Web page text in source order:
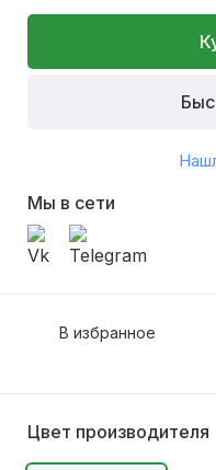
Мы в сети
В избранное
Цвет производителя